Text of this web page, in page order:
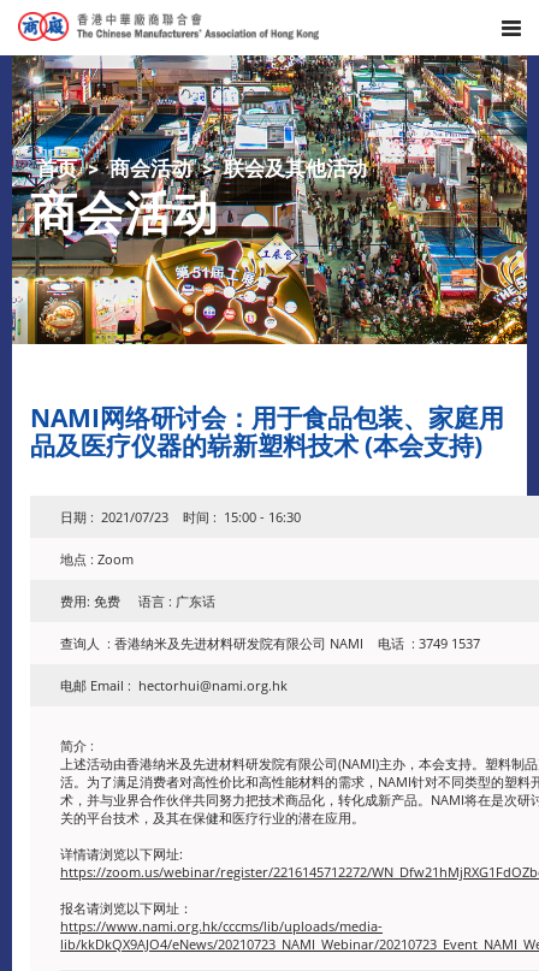
首页 商会活动 联会及其他活动
商会活动
NAMI网络研讨会：用于食品包装、家庭用
品及医疗仪器的崭新塑料技术 (本会支持)
日期 : 2021/07/23 时间 : 15:00 - 16:30
地点 : Zoom
费用: 免费 语言 : 广东话
查询人 : 香港纳米及先进材料研发院有限公司 NAMI 电话 : 3749 1537
电邮 Email : hectorhui@nami.org.hk
简介 :
上述活动由香港纳米及先进材料研发院有限公司(NAMI)主办，本会支持。塑料制
活。为了满足消费者对高性价比和高性能材料的需求，NAMI针对不同类型的塑料
术，并与业界合作伙伴共同努力把技术商品化，转化成新产品。NAMI将在是次研
关的平台技术，及其在保健和医疗行业的潜在应用。
详情请浏览以下网址:
https://zoom.us/webinar/register/2216145712272/
报名请浏览以下网址：
https://www.nami.org.hk/cccms/lib/uploads/media-
lib/kkDkQX9AJO4/eNews/20210723_NAMI_Webinar/